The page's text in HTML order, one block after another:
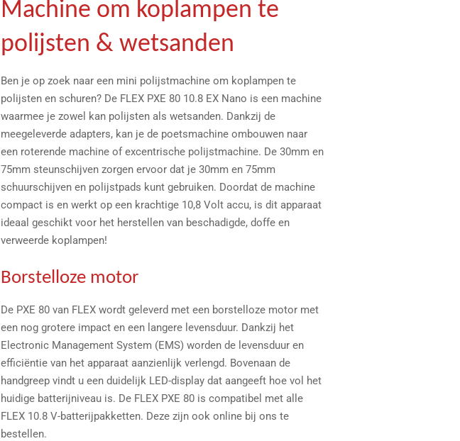
Machine om koplampen te
polijsten & wetsanden
Ben je op zoek naar een mini polijstmachine om koplampen te
polijsten en schuren? De FLEX PXE 80 10.8 EX Nano is een machine
waarmee je zowel kan polijsten als wetsanden. Dankzij de
meegeleverde adapters, kan je de poetsmachine ombouwen naar
een roterende machine of excentrische polijstmachine. De 30mm en
75mm steunschijven zorgen ervoor dat je 30mm en 75mm
schuurschijven en polijstpads kunt gebruiken. Doordat de machine
compact is en werkt op een krachtige 10,8 Volt accu, is dit apparaat
ideaal geschikt voor het herstellen van beschadigde, doffe en
verweerde koplampen!
Borstelloze motor
De PXE 80 van FLEX wordt geleverd met een borstelloze motor met
een nog grotere impact en een langere levensduur. Dankzij het
Electronic Management System (EMS) worden de levensduur en
efficiëntie van het apparaat aanzienlijk verlengd. Bovenaan de
handgreep vindt u een duidelijk LED-display dat aangeeft hoe vol het
huidige batterijniveau is. De FLEX PXE 80 is compatibel met alle
FLEX 10.8 V-batterijpakketten. Deze zijn ook online bij ons te
bestellen.